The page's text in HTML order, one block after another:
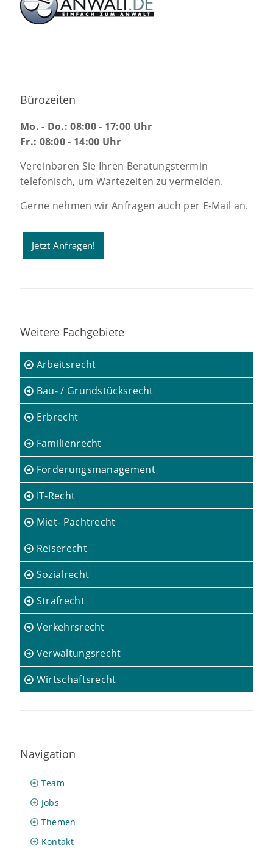
Bürozeiten
Mo. - Do.: 08:00 - 17:00 Uhr
Fr.: 08:00 - 14:00 Uhr
Vereinbaren Sie Ihren Beratungstermin
telefonisch, um Wartezeiten zu vermeiden.
Gerne nehmen wir Anfragen auch per E-Mail an.
Jetzt Anfragen!
Weitere Fachgebiete
Arbeitsrecht
Bau- / Grundstücksrecht
Erbrecht
Familienrecht
Forderungsmanagement
IT-Recht
Miet- Pachtrecht
Reiserecht
Sozialrecht
Strafrecht
Verkehrsrecht
Verwaltungsrecht
Wirtschaftsrecht
Navigation
Team
Jobs
Themen
Kontakt